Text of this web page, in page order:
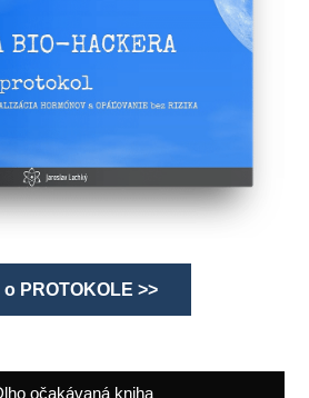
PROTOKOLE >>
očakávaná kniha